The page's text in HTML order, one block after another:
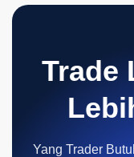
Trade
Yang Trader